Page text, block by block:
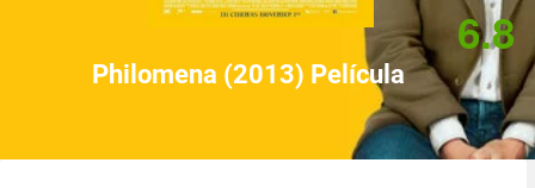
Philomena (2013) Película
6.8